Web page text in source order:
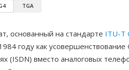
TGA
основанный на стандарте ITU-T
году как усовершенствование
(ISDN) вместо аналоговых